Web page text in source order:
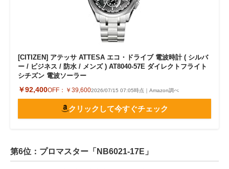
[CITIZEN] アテッサ ATTESA エコ・ドライブ 電波時計 ( シルバ
ー / ビジネス / 防水 / メンズ ) AT8040-57E ダイレクトフライト
シチズン 電波ソーラー
￥92,400OFF： ￥39,6002026/07/15 07:05時点｜Amazon調べ
クリックして今すぐチェック
第6位：プロマスター「NB6021-17E」